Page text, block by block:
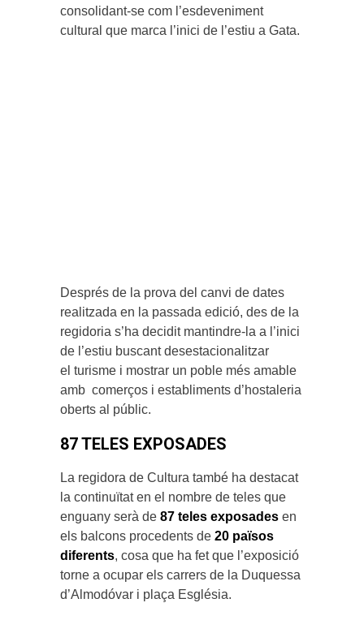
consolidant-se com l’esdeveniment
cultural que marca l’inici de l’estiu a Gata.
Després de la prova del canvi de dates
realitzada en la passada edició, des de la
regidoria s’ha decidit mantindre-la a l’inici
de l’estiu buscant desestacionalitzar
el turisme i mostrar un poble més amable
amb comerços i establiments d’hostaleria
oberts al públic.
87 TELES EXPOSADES
La regidora de Cultura també ha destacat
la continuïtat en el nombre de teles que
enguany serà de 87 teles exposades en
els balcons procedents de 20 països
diferents, cosa que ha fet que l’exposició
torne a ocupar els carrers de la Duquessa
d’Almodóvar i plaça Església.